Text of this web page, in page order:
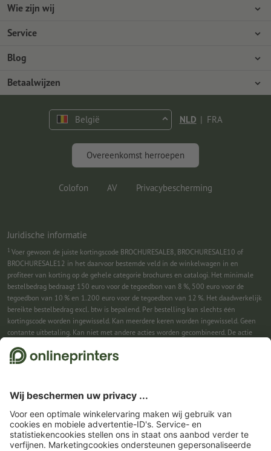
Wie zijn wij
Ondernemingen
Milieubescherming
Service
Betaalwijzen
Verzending
Premium programma
Blog
Photoshop-tutorials
Gratis lettertypes en fonts
Marketing en Insights
Betaalwijzen
België NLD | FRA
Overeenkomst herroepen
Colofon AV Privacybescherming
Juridische informatie
1 Voer gewoon de juiste kortingscode BROCHURESALE8, BROCHURESALE10 of
BROCHURESALE12 in het daarvoor bestemde veld in de winkelwagen in en
profiteer van korting op de gehele categorie brochures en catalogi. Het minimale
bestelbedrag bedraagt 150 euro voor de tegoedbon van 8 %, 500 euro voor de
tegoedbon van 10 % en 1.200 euro voor de tegoedbon van 12 %. Het daadwerkelijk
bereikte bestelbedrag excl. btw is bepalend. Per bestelling kan slechts één
kortingscode worden ingewisseld. Kan meerdere keren worden ingewisseld. Geen
contante uitbetaling. Kan niet met andere acties worden gecombineerd. De actie
2Gewoon de kortingscode CALENDARS10-26 in het daarvoor bestemde veld in de
uitbetaling. Kan niet met andere acties worden gecombineerd. De actie geldt tot en
met 31-08-2026.
3Gewoon de kortingscode CALENDARS10-26 in het daarvoor bestemde veld in de
winkelwagen invullen en profiteren bij geselecteerde producten. Geen